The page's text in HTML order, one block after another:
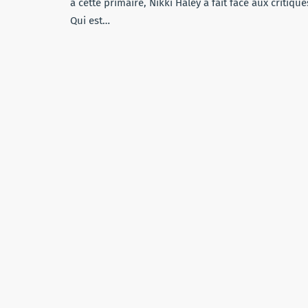
à cette primaire, Nikki Haley a fait face aux
Qui est…